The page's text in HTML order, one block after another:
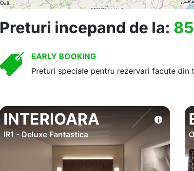
Preturi incepand de la:
EARLY BOOKING
Preturi speciale pentru rezervari facute din
INTERIOARA
IR1 - Deluxe Fantastica